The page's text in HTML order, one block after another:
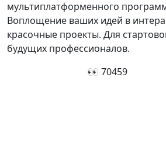
мультиплатформенного
Воплощение ваших идей в
красочные проекты. Для
будущих профессионалов.
👀 70459